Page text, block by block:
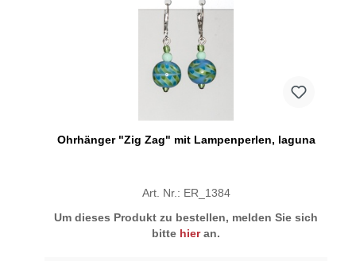
Ohrhänger "Zig Zag" mit Lampenperlen, laguna
Art. Nr.: ER_1384
Um dieses Produkt zu bestellen, melden Sie sich
bitte hieran.